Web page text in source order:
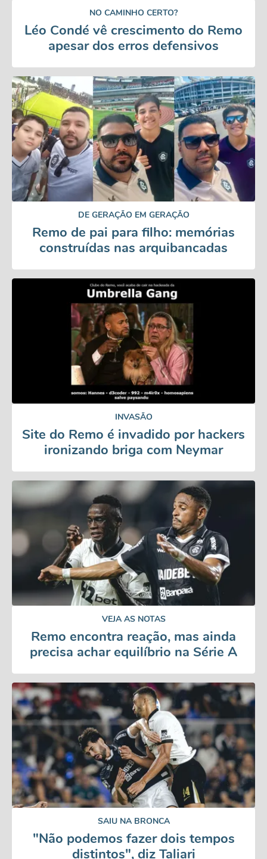
NO CAMINHO CERTO?
Léo Condé vê crescimento do Remo
apesar dos erros defensivos
DE GERAÇÃO EM GERAÇÃO
Remo de pai para filho: memórias
construídas nas arquibancadas
INVASÃO
Site do Remo é invadido por hackers
ironizando briga com Neymar
VEJA AS NOTAS
Remo encontra reação, mas ainda
precisa achar equilíbrio na Série A
SAIU NA BRONCA
"Não podemos fazer dois tempos
distintos", diz Taliari